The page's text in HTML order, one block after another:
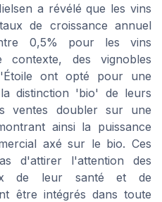
a révélé que les vins
de croissance annuel
0,5% pour les vins
contexte, des vignobles
ont opté pour une
distinction 'bio' de leurs
ventes doubler sur une
ainsi la puissance
axé sur le bio. Ces
d'attirer l'attention des
de leur santé et de
être intégrés dans toute